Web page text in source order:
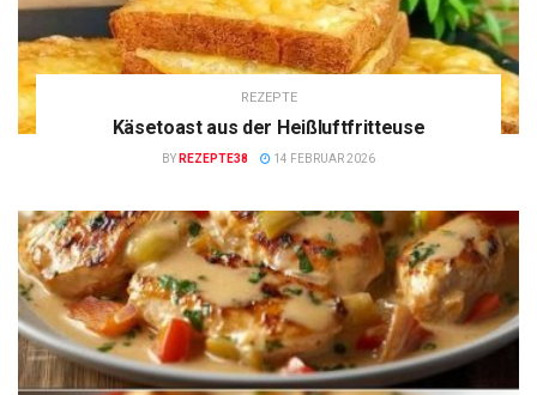
REZEPTE
Käsetoast aus der Heißluftfritteuse
BY REZEPTE38 14 FEBRUAR 2026